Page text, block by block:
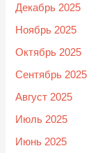
Декабрь 2025
Ноябрь 2025
Октябрь 2025
Сентябрь 2025
Август 2025
Июль 2025
Июнь 2025